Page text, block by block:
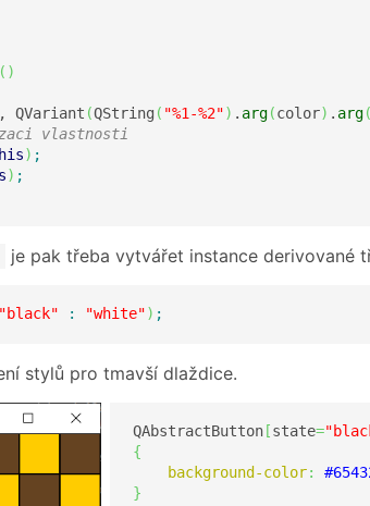
( )
, QVariant (QString ( "%1-%2") . arg(color) . arg(
vlastnosti
) ;
) ;
je pak třeba vytvářet instance derivované
"black" : "white") ;
stylů pro tmavší dlaždice.
QAbstractButton [state=
{
background-color:
}